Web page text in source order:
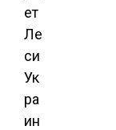
ет
Ле
си
Ук
ра
ин